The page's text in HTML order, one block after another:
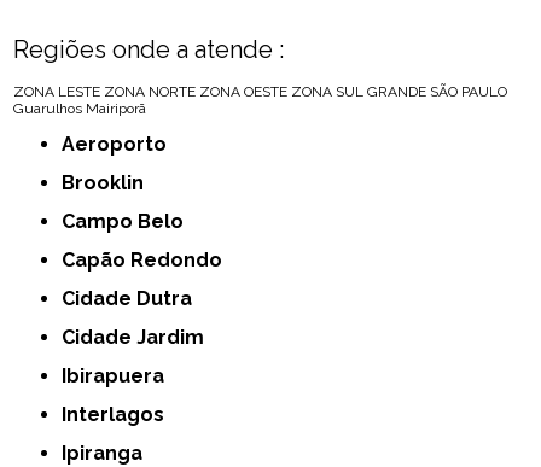
Regiões onde a atende :
ZONA LESTE ZONA NORTE ZONA OESTE ZONA SUL GRANDE SÃO PAULO
Guarulhos Mairiporã
Aeroporto
Brooklin
Campo Belo
Capão Redondo
Cidade Dutra
Cidade Jardim
Ibirapuera
Interlagos
Ipiranga